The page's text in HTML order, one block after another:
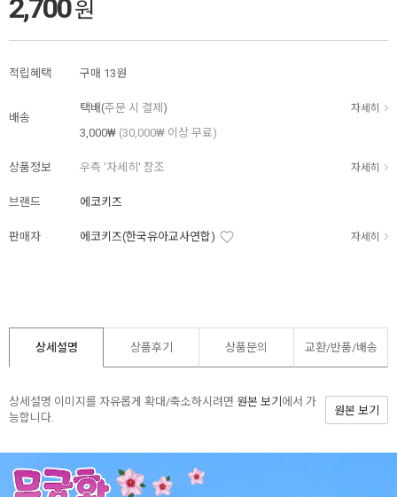
2,700원
적립혜택 구매 13원
배송
택배(주문 시 결제 ) 자세히
3,000₩ (30,000₩ 이상 무료)
상품정보 우측 '자세히' 참조 자세히
브랜드 에코키즈
판매자 에코키즈(한국유아교사연합) 자세히
상세설명 상품후기 상품문의 교환/반품/배송
상세설명 이미지를 자유롭게 확대/축소하시려면 원본 보기 에서 가
능합니다.
원본 보기